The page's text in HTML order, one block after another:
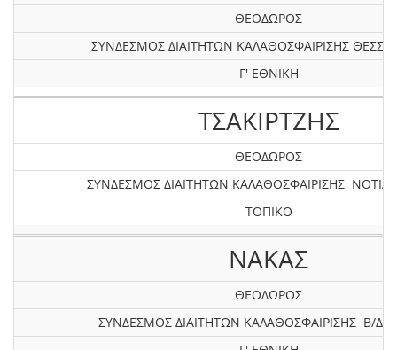
ΘΕΟΔΩΡΟΣ
ΣΥΝΔΕΣΜΟΣ ΔΙΑΙΤΗΤΩΝ ΚΑΛΑΘΟΣΦΑΙΡΙΣΗΣ
Γ' ΕΘΝΙΚΗ
ΤΣΑΚΙΡΤΖΗΣ
ΘΕΟΔΩΡΟΣ
ΣΥΝΔΕΣΜΟΣ ΔΙΑΙΤΗΤΩΝ ΚΑΛΑΘΟΣΦΑΙΡΙΣΗΣ
ΤΟΠΙΚΟ
ΝΑΚΑΣ
ΘΕΟΔΩΡΟΣ
ΣΥΝΔΕΣΜΟΣ ΔΙΑΙΤΗΤΩΝ ΚΑΛΑΘΟΣΦΑΙΡΙΣΗΣ Β/Δ